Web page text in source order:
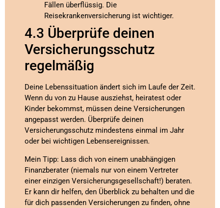
Fällen überflüssig. Die
Reisekrankenversicherung ist wichtiger.
4.3 Überprüfe deinen
Versicherungsschutz
regelmäßig
Deine Lebenssituation ändert sich im Laufe der Zeit.
Wenn du von zu Hause ausziehst, heiratest oder
Kinder bekommst, müssen deine Versicherungen
angepasst werden. Überprüfe deinen
Versicherungsschutz mindestens einmal im Jahr
oder bei wichtigen Lebensereignissen.
Mein Tipp: Lass dich von einem unabhängigen
Finanzberater (niemals nur von einem Vertreter
einer einzigen Versicherungsgesellschaft!) beraten.
Er kann dir helfen, den Überblick zu behalten und die
für dich passenden Versicherungen zu finden, ohne